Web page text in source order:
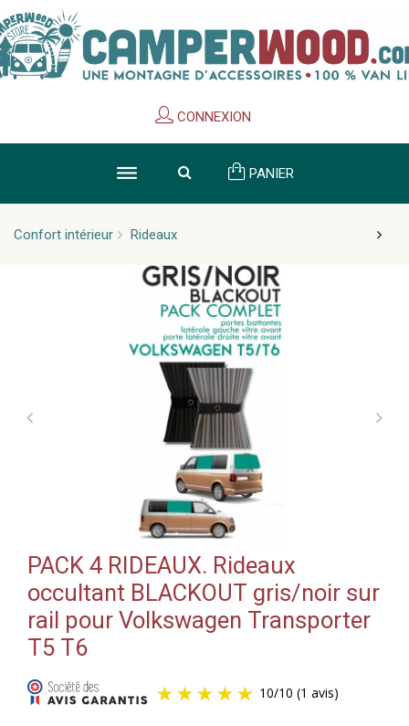
CONNEXION
PANIER
Confort intérieur Rideaux
PACK 4 RIDEAUX. Rideaux
occultant BLACKOUT gris/noir sur
rail pour Volkswagen Transporter
T5 T6
10 /10 (1 avis)
Cookies management panel